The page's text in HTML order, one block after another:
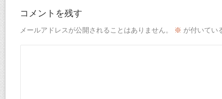
コメントを残す
メールアドレスが公開されることはありません。 ※ が付いてい